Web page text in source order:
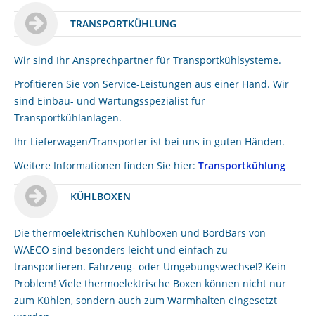
TRANSPORTKÜHLUNG
Wir sind Ihr Ansprechpartner für Transportkühlsysteme.
Profitieren Sie von Service-Leistungen aus einer Hand. Wir
sind Einbau- und Wartungsspezialist für
Transportkühlanlagen.
Ihr Lieferwagen/Transporter ist bei uns in guten Händen.
Weitere Informationen finden Sie hier: Transportkühlung
KÜHLBOXEN
Die thermoelektrischen Kühlboxen und BordBars von
WAECO sind besonders leicht und einfach zu
transportieren. Fahrzeug- oder Umgebungswechsel? Kein
Problem! Viele thermoelektrische Boxen können nicht nur
zum Kühlen, sondern auch zum Warmhalten eingesetzt